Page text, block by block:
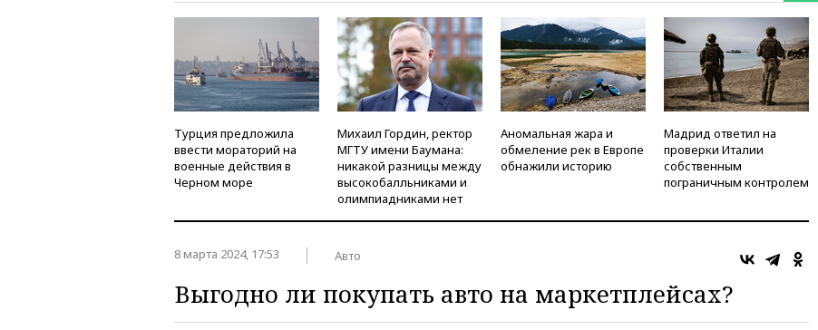
СТИЛЬ ТЕСТЫ
Турция предложила
ввести мораторий на
военные действия в
Черном море
Михаил Гордин, ректор
МГТУ имени Баумана:
никакой разницы между
высокобалльниками и
олимпиадниками нет
Аномальная жара и
обмеление рек в Европе
обнажили историю
Мадрид ответил на
проверки Италии
собственным
пограничным контролем
8 марта 2024, 17:53 Авто
Выгодно ли покупать авто на маркетплейсах?